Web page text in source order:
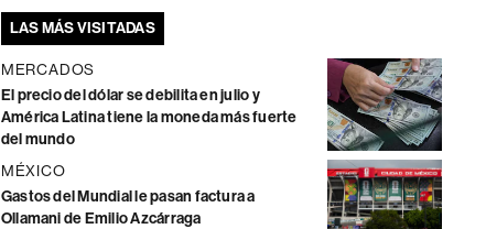
LAS MÁS VISITADAS
MERCADOS
El precio del dólar se debilita en julio y
América Latina tiene la moneda más fuerte
del mundo
MÉXICO
Gastos del Mundial le pasan factura a
Ollamani de Emilio Azcárraga